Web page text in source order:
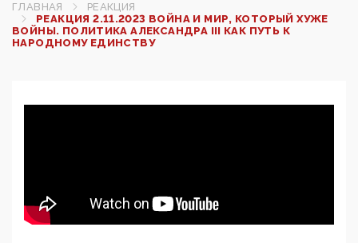
ГЛАВНАЯ
РЕАКЦИЯ
РЕАКЦИЯ 2.11.2023 ВОЙНА И МИР, КОТОРЫЙ ХУЖЕ
ВОЙНЫ. ПОЛИТИКА АЛЕКСАНДРА III КАК ПУТЬ К
НАРОДНОМУ ЕДИНСТВУ